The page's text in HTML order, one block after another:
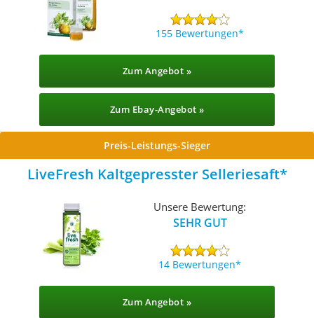
155 Bewertungen
Zum Angebot »
Zum Ebay-Angebot »
Preis-Leistungs-Sieger
LiveFresh Kaltgepresster Selleriesaft
Unsere Bewertung:
SEHR GUT
14 Bewertungen
Zum Angebot »